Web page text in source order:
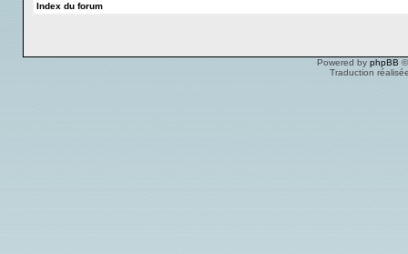
Index du forum
Powered by phpBB
Traduction